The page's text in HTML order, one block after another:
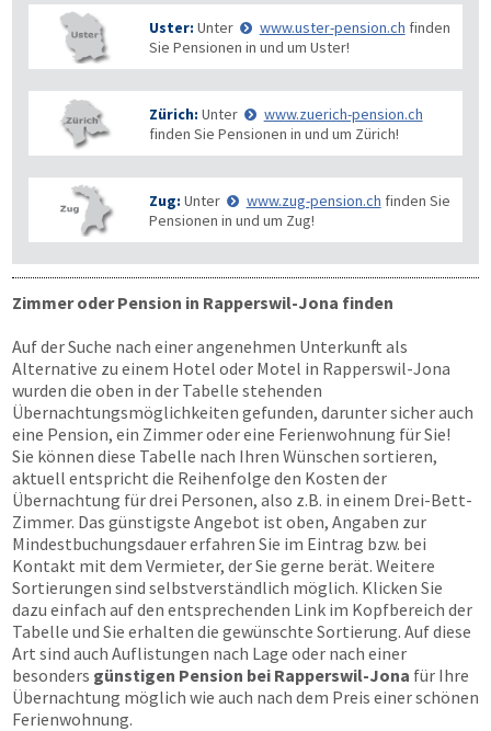
Uster: Unter www.uster-pension.ch finden
Sie Pensionen in und um Uster!
Zürich: Unter
www.zuerich-pension.ch
finden Sie Pensionen in und um Zürich!
Zug: Unter www.zug-pension.ch finden Sie
Pensionen in und um Zug!
Zimmer oder Pension in Rapperswil-Jona finden
Auf der Suche nach einer angenehmen Unterkunft als
Alternative zu einem Hotel oder Motel in Rapperswil-Jona
wurden die oben in der Tabelle stehenden
Übernachtungsmöglichkeiten gefunden, darunter sicher auch
eine Pension, ein Zimmer oder eine Ferienwohnung für Sie!
Sie können diese Tabelle nach Ihren Wünschen sortieren,
aktuell entspricht die Reihenfolge den Kosten der
Übernachtung für drei Personen, also z.B. in einem Drei-Bett-
Zimmer. Das günstigste Angebot ist oben, Angaben zur
Mindestbuchungsdauer erfahren Sie im Eintrag bzw. bei
Kontakt mit dem Vermieter, der Sie gerne berät. Weitere
Sortierungen sind selbstverständlich möglich. Klicken Sie
dazu einfach auf den entsprechenden Link im Kopfbereich der
Tabelle und Sie erhalten die gewünschte Sortierung. Auf diese
Art sind auch Auflistungen nach Lage oder nach einer
besonders günstigen Pension bei Rapperswil-Jona für Ihre
Übernachtung möglich wie auch nach dem Preis einer schönen
Ferienwohnung.